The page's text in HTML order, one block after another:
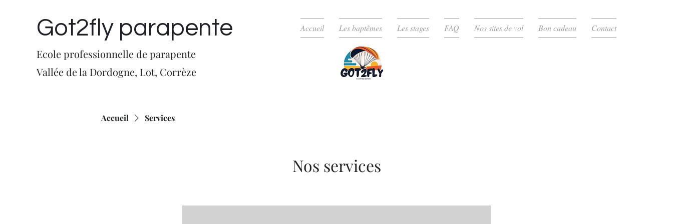
Got2fly parapente
​Ecole professionnelle de parapente
Vallée de la Dordogne, Lot, Corrèze
Accueil Les baptêmes Les stages FAQ Nos sites de vol Bon cadeau Contact
Accueil Services
Nos services